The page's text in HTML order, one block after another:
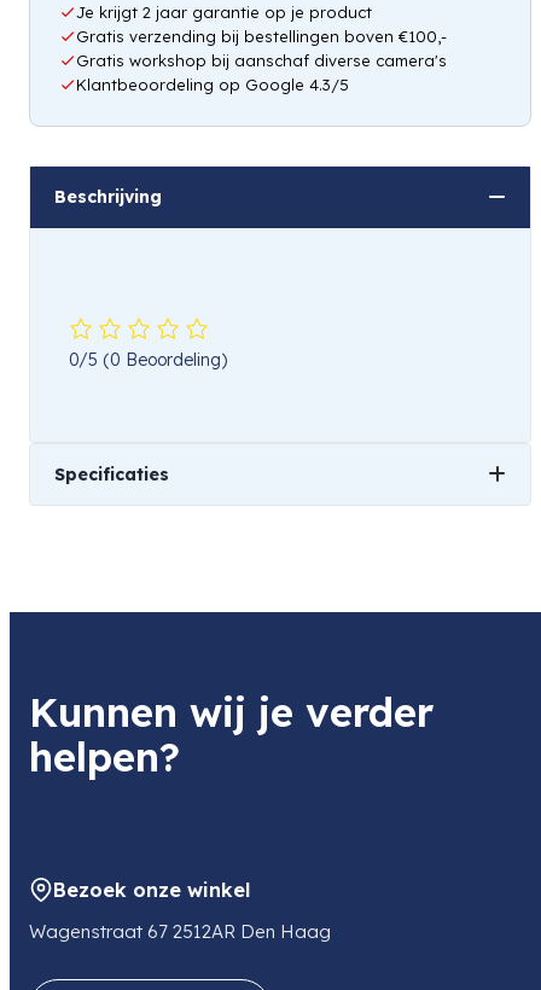
Je krijgt 2 jaar garantie op je product
Gratis verzending bij bestellingen boven €100,-
Gratis workshop bij aanschaf diverse camera's
Klantbeoordeling op Google 4.3/5
Beschrijving
0/5 (0 Beoordeling)
Specificaties
Kunnen wij je verder
helpen?
Bezoek onze winkel
Wagenstraat 67 2512AR Den Haag